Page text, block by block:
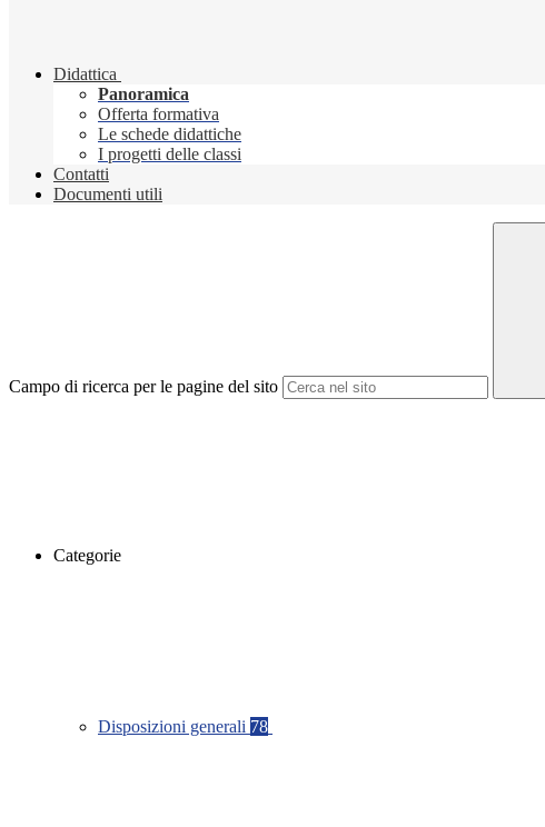
Didattica
Panoramica
Offerta formativa
Le schede didattiche
I progetti delle classi
Contatti
Documenti utili
Campo di ricerca per le pagine del sito
Categorie
Disposizioni generali 78